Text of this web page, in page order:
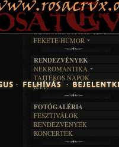
TAJTÉKOS LAPOK
ZENE
EGYÜTTESEK
INTERJÚK
FORDÍTÁSOK
DALSZÖVEGEK
ÍRÁSOK
IRODALOM
FILM
MŰVÉSZET
ÍRÁSTÖRTÉNET
BOSZORKÁNYKONYHA
FEKETE HUMOR
SZÖVEGES
RENDEZVÉNYEK
NEKROMANTIKA
AKTUÁLIS
A MÚLT
TAJTÉKOS NAPOK
R.I.P.
FOTÓGALÉRIA
FESZTIVÁLOK
RENDEZVÉNYEK
KONCERTEK